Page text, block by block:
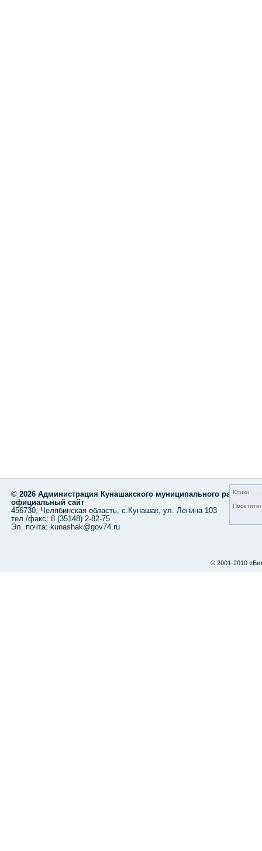
© 2026 Администрация Кунашакского муниципального района,
официальный сайт
456730, Челябинская область, с.Кунашак, ул. Ленина 103
тел./факс: 8 (35148) 2-82-75
Эл. почта: kunashak@gov74.ru
Клики
© 2001-2010